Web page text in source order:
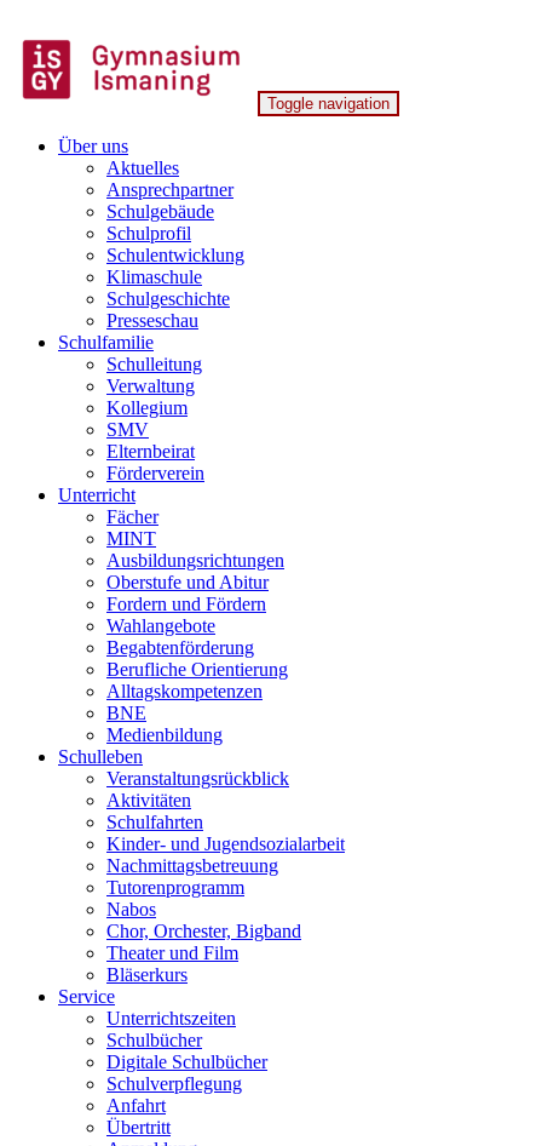
to
content
Gymnasium Ismaning
Toggle navigation
Über uns
Aktuelles
Ansprechpartner
Schulgebäude
Schulprofil
Schulentwicklung
Klimaschule
Schulgeschichte
Presseschau
Schulfamilie
Schulleitung
Verwaltung
Kollegium
SMV
Elternbeirat
Förderverein
Unterricht
Fächer
MINT
Ausbildungsrichtungen
Oberstufe und Abitur
Fordern und Fördern
Wahlangebote
Begabtenförderung
Berufliche Orientierung
Alltagskompetenzen
BNE
Medienbildung
Schulleben
Veranstaltungsrückblick
Aktivitäten
Schulfahrten
Kinder- und Jugendsozialarbeit
Nachmittagsbetreuung
Tutorenprogramm
Nabos
Chor, Orchester, Bigband
Theater und Film
Bläserkurs
Service
Unterrichtszeiten
Schulbücher
Digitale Schulbücher
Schulverpflegung
Anfahrt
Übertritt